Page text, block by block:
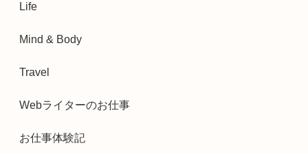
Life
Mind & Body
Travel
Webライターのお仕事
お仕事体験記